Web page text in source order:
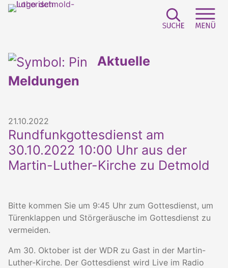
Aktuelle
Meldungen
21.10.2022
Rundfunkgottesdienst am
30.10.2022 10:00 Uhr aus der
Martin-Luther-Kirche zu Detmold
Bitte kommen Sie um 9:45 Uhr zum Gottesdienst, um
Türenklappen und Störgeräusche im Gottesdienst zu
vermeiden.
Am 30. Oktober ist der WDR zu Gast in der Martin-
Luther-Kirche. Der Gottesdienst wird Live im Radio